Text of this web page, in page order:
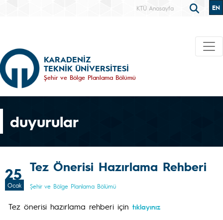
KTÜ Anasayfa EN
KARADENİZ
TEKNİK ÜNİVERSİTESİ
Şehir ve Bölge Planlama Bölümü
duyurular
25
Ocak
Tez Önerisi Hazırlama Rehberi
Şehir ve Bölge Planlama Bölümü
Tez önerisi hazırlama rehberi için tıklayınız